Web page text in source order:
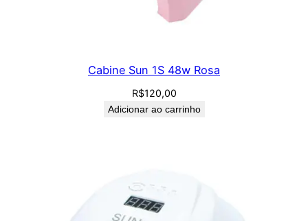
Cabine Sun 1S 48w Rosa
R$120,00
Adicionar ao carrinho